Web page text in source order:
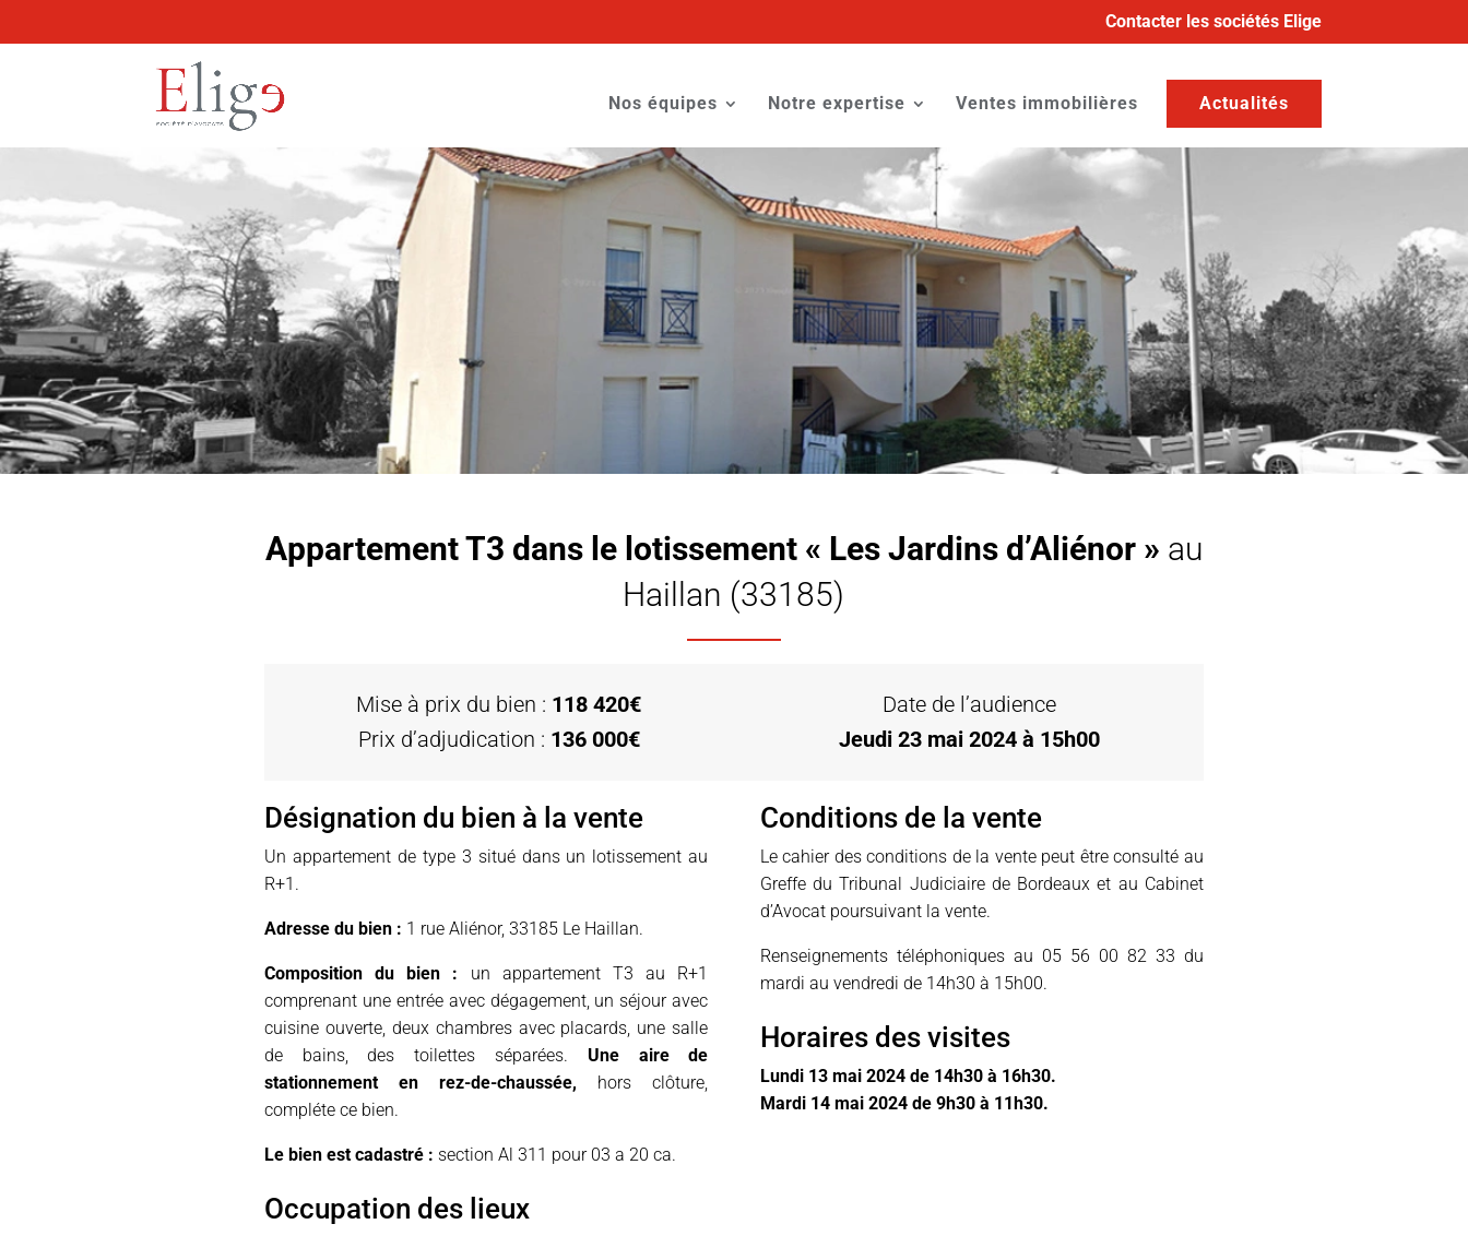
Contacter les sociétés Elige
Nos équipes Notre expertise Ventes immobilières Actualités
Appartement T3 dans le lotissement « Les Jardins d’Aliénor » au
Haillan (33185)
Mise à prix du bien : 118 420€
Prix d’adjudication : 136 000€
Date de l’audience
Jeudi 23 mai 2024 à 15h00
Désignation du bien à la vente
Un appartement de type 3 situé dans un lotissement au
R+1.
Adresse du bien : 1 rue Aliénor, 33185 Le Haillan.
Composition du bien : un appartement T3 au R+1
comprenant une entrée avec dégagement, un séjour avec
cuisine ouverte, deux chambres avec placards, une salle
de bains, des toilettes séparées. Une aire de
stationnement en rez-de-chaussée, hors clôture,
compléte ce bien.
Le bien est cadastré : section Al 311 pour 03 a 20 ca.
Occupation des lieux
Conditions de la vente
Le cahier des conditions de la vente peut être consulté au
Greffe du Tribunal Judiciaire de Bordeaux et au Cabinet
d’Avocat poursuivant la vente.
Renseignements téléphoniques au 05 56 00 82 33 du
mardi au vendredi de 14h30 à 15h00.
Horaires des visites
Lundi 13 mai 2024 de 14h30 à 16h30.
Mardi 14 mai 2024 de 9h30 à 11h30.